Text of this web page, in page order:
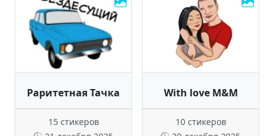
Раритетная Тачка
15 стикеров
With love M&M
10 стикеров